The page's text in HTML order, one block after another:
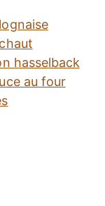
hasselback
au four